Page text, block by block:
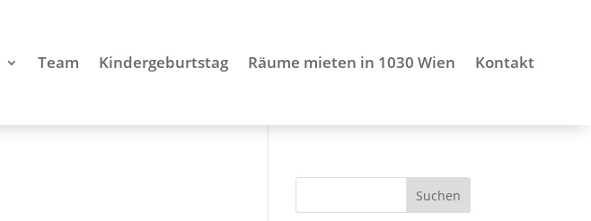
Team Kindergeburtstag Räume mieten in 1030 Wien Kontakt
Suchen